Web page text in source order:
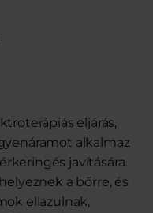
eljárás,
alkalmaz
javítására.
a bőrre, és
ellazulnak,